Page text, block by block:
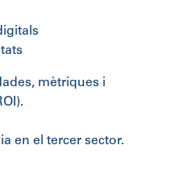
mètriques i
en el tercer sector.